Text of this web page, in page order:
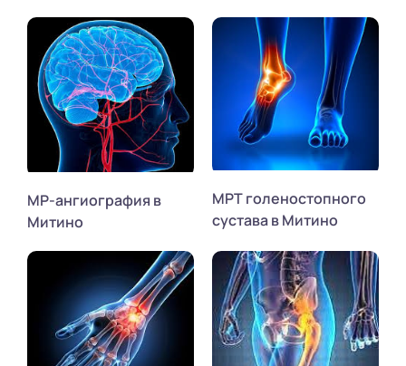
МР-ангиография в
Митино
МРТ голеностопного
сустава в Митино